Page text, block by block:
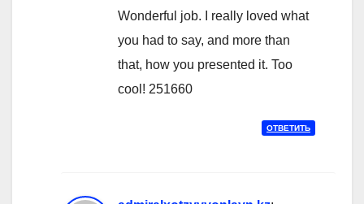
Wonderful job. I really loved what
you had to say, and more than
that, how you presented it. Too
cool! 251660
ОТВЕТИТЬ